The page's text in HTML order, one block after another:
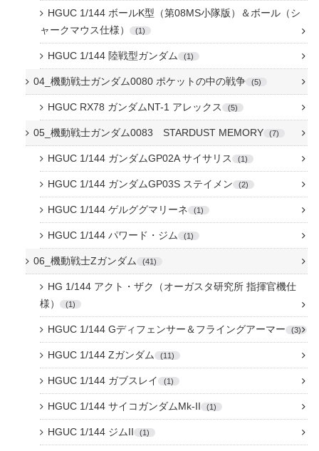
HGUC 1/144 ボールK型（第08MS小隊版）＆ボール（シ
ャークマウス仕様）
1
HGUC 1/144 陸戦型ガンダム 1
04_機動戦士ガンダム0080 ポケットの中の戦争 5
HGUC RX78 ガンダムNT-1 アレックス 5
05_機動戦士ガンダム0083 STARDUST MEMORY 7
HGUC 1/144 ガンダムGP02A サイサリス 1
HGUC 1/144 ガンダムGP03S ステイメン 2
HGUC 1/144 ゲルググマリーネ 1
HGUC 1/144 パワード・ジム 1
06_機動戦士Zガンダム 41
HG 1/144 アクト・ザク（オーガスタ研究所 指揮官機仕
様）
1
HGUC 1/144 Gディフェンサー＆フライングアーマー 3
HGUC 1/144 Zガンダム 11
HGUC 1/144 ガブスレイ 1
HGUC 1/144 サイコガンダムMk-II 1
HGUC 1/144 ジムII 1